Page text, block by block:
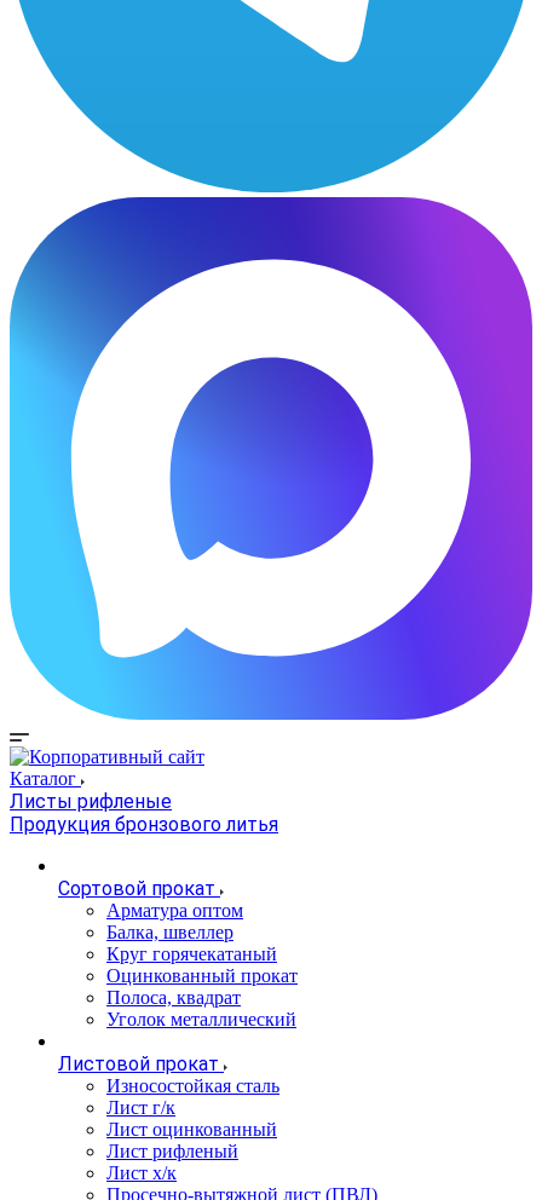
Каталог
Листы рифленые
Продукция бронзового литья
Сортовой прокат
Арматура оптом
Балка, швеллер
Круг горячекатаный
Оцинкованный прокат
Полоса, квадрат
Уголок металлический
Листовой прокат
Износостойкая сталь
Лист г/к
Лист оцинкованный
Лист рифленый
Лист х/к
Просечно-вытяжной лист (ПВЛ)